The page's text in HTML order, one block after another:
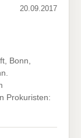
20.09.2017
Bonn,
Prokuristen: